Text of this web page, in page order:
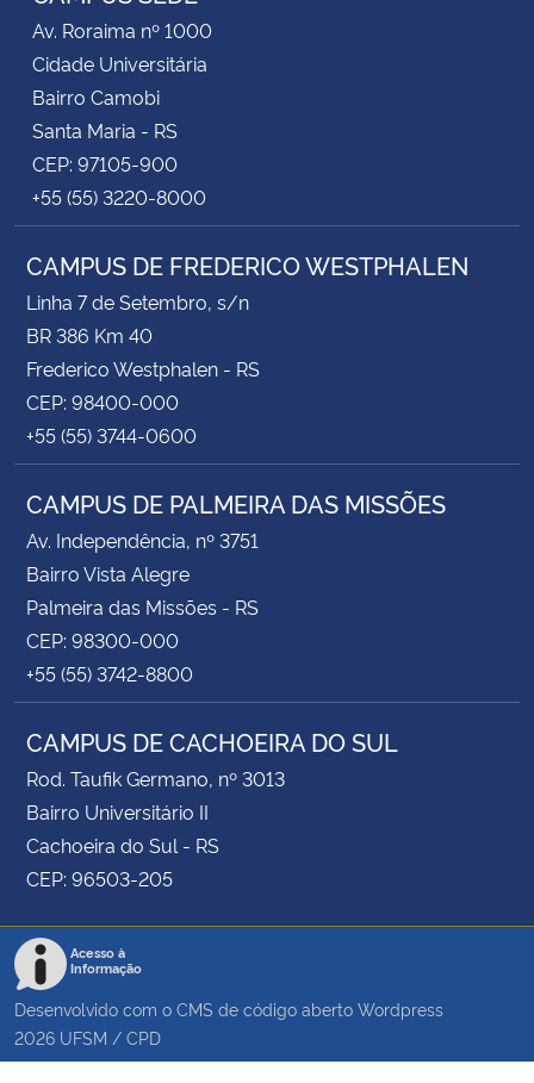
Av. Roraima nº 1000
Cidade Universitária
Bairro Camobi
Santa Maria - RS
CEP: 97105-900
+55 (55) 3220-8000
CAMPUS DE FREDERICO WESTPHALEN
Linha 7 de Setembro, s/n
BR 386 Km 40
Frederico Westphalen - RS
CEP: 98400-000
+55 (55) 3744-0600
CAMPUS DE PALMEIRA DAS MISSÕES
Av. Independência, nº 3751
Bairro Vista Alegre
Palmeira das Missões - RS
CEP: 98300-000
+55 (55) 3742-8800
CAMPUS DE CACHOEIRA DO SUL
Rod. Taufik Germano, nº 3013
Bairro Universitário II
Cachoeira do Sul - RS
CEP: 96503-205
Acesso à
Informação
Desenvolvido com o CMS de código aberto Wordpress
2026 UFSM / CPD